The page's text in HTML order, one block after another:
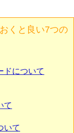
くと良い7つの
ドについて
て
いて